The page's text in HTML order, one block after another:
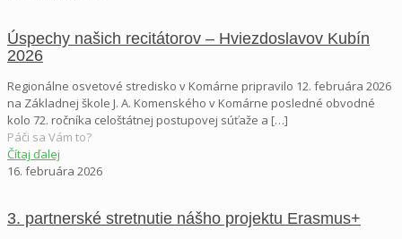
Úspechy našich recitátorov – Hviezdoslavov Kubín
2026
Regionálne osvetové stredisko v Komárne pripravilo 12. februára 2026
na Základnej škole J. A. Komenského v Komárne posledné obvodné
kolo 72. ročníka celoštátnej postupovej súťaže a […]
Páči sa Vám to?
Čítaj ďalej
16. februára 2026
3. partnerské stretnutie nášho projektu Erasmus+